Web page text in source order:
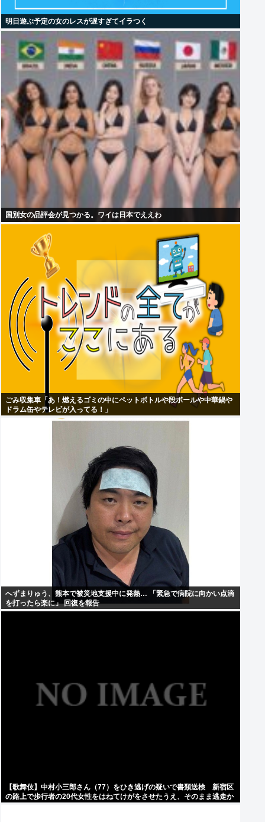
明日遊ぶ予定の女のレスが遅すぎてイラつく
国別女の品評会が見つかる。ワイは日本でええわ
ごみ収集車「あ！燃えるゴミの中にペットボトルや段ボールや中華鍋や
ドラム缶やテレビが入ってる！」
へずまりゅう、熊本で被災地支援中に発熱… 「緊急で病院に向かい点滴
を打ったら楽に」 回復を報告
【歌舞伎】中村小三郎さん（77）をひき逃げの疑いで書類送検 新宿区
の路上で歩行者の20代女性をはねてけがをさせたうえ、そのまま逃走か